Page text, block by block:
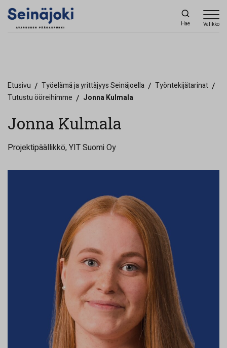
Hae Valikko
Etusivu / Työelämä ja yrittäjyys Seinäjoella / Työntekijätarinat /
Tutustu ööreihimme / Jonna Kulmala
Jonna Kulmala
Projektipäällikkö, YIT Suomi Oy